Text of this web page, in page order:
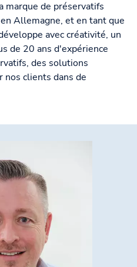
marque de préservatifs
Allemagne, et en tant que
avec créativité, un
de 20 ans d'expérience
des solutions
nos clients dans de